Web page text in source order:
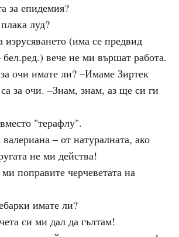
за епидемия?
луд?
изрусяването (има се предвид
бел.ред.) вече не ми вършат работа.
очи имате ли? –Имаме Зиртек
за очи. –Знам, знам, аз ще си ги
"терафлу".
– от натуралната, ако
не ми действа!
поправите черчеветата на
имате ли?
си ми дал да гълтам!